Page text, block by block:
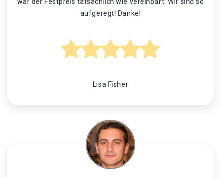
aufgeregt! Danke!
Lisa Fisher